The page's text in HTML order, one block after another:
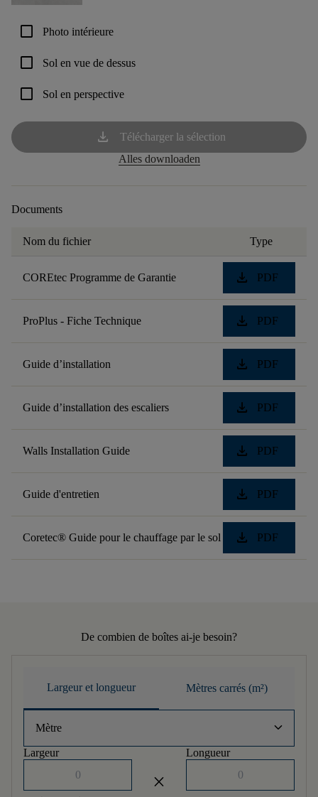
check_box_outline_blank Photo intérieure
check_box_outline_blank Sol en vue de dessus
check_box_outline_blank Sol en perspective
download
Télécharger la sélection
Alles downloaden
Documents
Nom du fichier Type
COREtec Programme de Garantie download PDF
ProPlus - Fiche Technique download PDF
Guide d’installation download PDF
Guide d’installation des escaliers download PDF
Walls Installation Guide download PDF
Guide d'entretien download PDF
Coretec® Guide pour le chauffage par le sol download PDF
De combien de boîtes ai-je besoin?
Largeur et longueur Mètres carrés (m²)
Mètre keyboard_arrow_down
Largeur
close
Longueur